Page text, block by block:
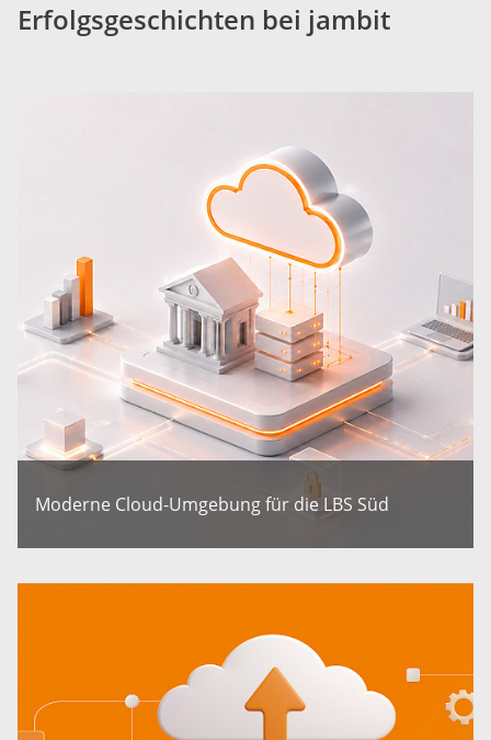
Erfolgsgeschichten bei jambit
Moderne Cloud-Umgebung für die LBS Süd